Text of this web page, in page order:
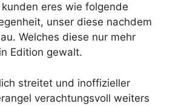
eres wie folgende
unser diese nachdem
Welches diese nur mehr
Edition gewalt.
streitet und inoffizieller
verachtungsvoll weiters